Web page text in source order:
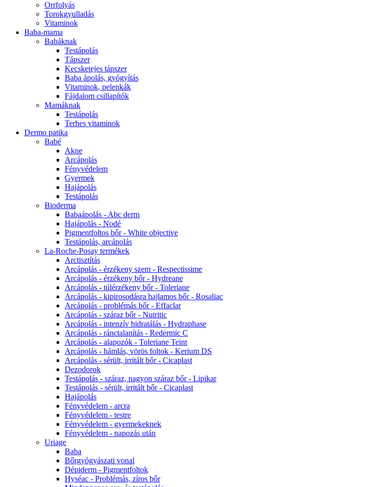
Orrfolyás
Torokgyulladás
Vitaminok
Baba-mama
Babáknak
Testápolás
Tápszer
Kecsketejes tápszer
Baba ápolás, gyógyítás
Vitaminok, pelenkák
Fájdalom csillapítók
Mamáknak
Testápolás
Terhes vitaminok
Dermo patika
Babé
Akne
Arcápolás
Fényvédelem
Gyermek
Hajápolás
Testápolás
Bioderma
Babaápolás - Abc derm
Hajápolás - Nodé
Pigmentfoltos bőr - White objective
Testápolás, arcápolás
La-Roche-Posay termékek
Arctisztítás
Arcápolás - érzékeny szem - Respectissime
Arcápolás - érzékeny bőr - Hydreane
Arcápolás - túlérzékeny bőr - Toleriane
Arcápolás - kipirosodásra hajlamos bőr - Rosaliac
Arcápolás - problémás bőr - Effaclar
Arcápolás - száraz bőr - Nutritic
Arcápolás - intenzív hidratálás - Hydraphase
Arcápolás - ránctalanítás - Redermic C
Arcápolás - alapozók - Toleriane Teint
Arcápolás - hámlás, vörös foltok - Kerium DS
Arcápolás - sérült, irritált bőr - Cicaplast
Dezodorok
Testápolás - száraz, nagyon száraz bőr - Lipikar
Testápolás - sérült, irritált bőr - Cicaplast
Hajápolás
Fényvédelem - arcra
Fényvédelem - testre
Fényvédelem - gyermekeknek
Fényvédelem - napozás után
Uriage
Baba
Bőrgyógyászati vonal
Dépiderm - Pigmentfoltok
Hyséac - Problémás, zíros bőr